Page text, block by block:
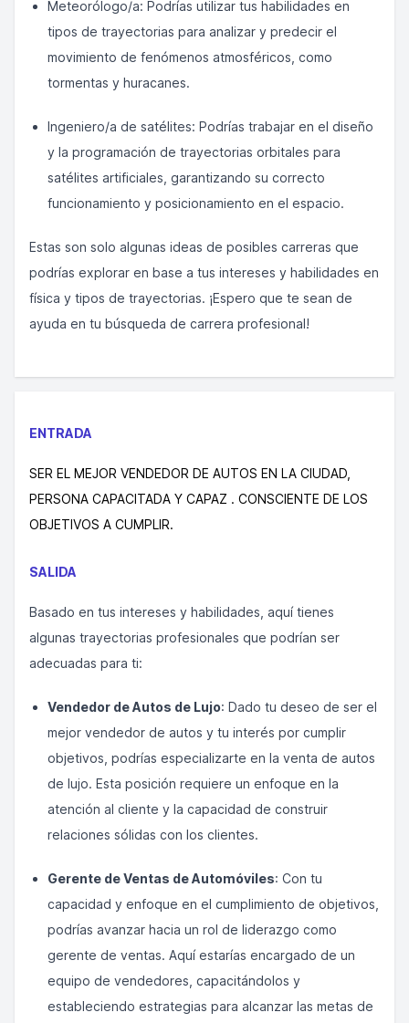
Meteorólogo/a: Podrías utilizar tus habilidades en
tipos de trayectorias para analizar y predecir el
movimiento de fenómenos atmosféricos, como
tormentas y huracanes.
Ingeniero/a de satélites: Podrías trabajar en el diseño
y la programación de trayectorias orbitales para
satélites artificiales, garantizando su correcto
funcionamiento y posicionamiento en el espacio.
Estas son solo algunas ideas de posibles carreras que
podrías explorar en base a tus intereses y habilidades en
física y tipos de trayectorias. ¡Espero que te sean de
ayuda en tu búsqueda de carrera profesional!
ENTRADA
SER EL MEJOR VENDEDOR DE AUTOS EN LA CIUDAD,
PERSONA CAPACITADA Y CAPAZ . CONSCIENTE DE LOS
OBJETIVOS A CUMPLIR.
SALIDA
Basado en tus intereses y habilidades, aquí tienes
algunas trayectorias profesionales que podrían ser
adecuadas para ti:
Vendedor de Autos de Lujo: Dado tu deseo de ser el
mejor vendedor de autos y tu interés por cumplir
objetivos, podrías especializarte en la venta de autos
de lujo. Esta posición requiere un enfoque en la
atención al cliente y la capacidad de construir
relaciones sólidas con los clientes.
Gerente de Ventas de Automóviles: Con tu
capacidad y enfoque en el cumplimiento de objetivos,
podrías avanzar hacia un rol de liderazgo como
gerente de ventas. Aquí estarías encargado de un
equipo de vendedores, capacitándolos y
estableciendo estrategias para alcanzar las metas de